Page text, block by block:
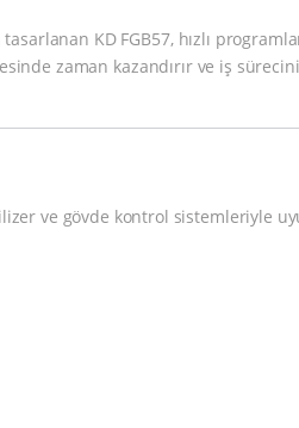
KD FGB57, hızlı
zaman kazandırır ve iş
ve gövde kontrol sistemleriyle